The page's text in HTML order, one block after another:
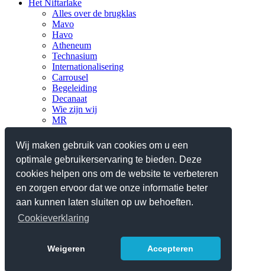
Wij maken gebruik van cookies om u een
optimale gebruikerservaring te bieden. Deze
cookies helpen ons om de website te verbeteren
en zorgen ervoor dat we onze informatie beter
aan kunnen laten sluiten op uw behoeften.
Cookieverklaring
Weigeren Accepteren
Het Niftarlake
Alles over de brugklas
Mavo
Havo
Atheneum
Technasium
Internationalisering
Carrousel
Begeleiding
Decanaat
Wie zijn wij
MR
Verantwoording
Nieuws
Praktisch
Planningen en lestijden
Ziek, absent en verlof
Reglementen/protocollen
Schoolgids 2025-2026
Contact
Webshop iPad